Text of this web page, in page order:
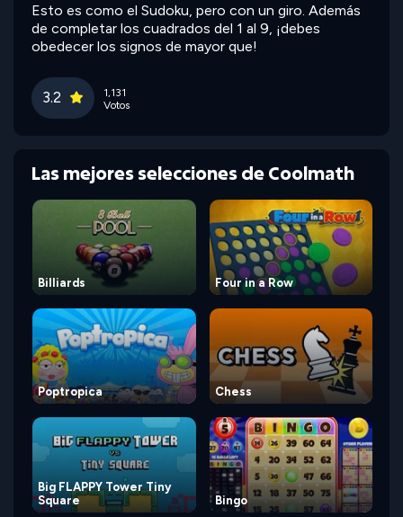
Esto es como el Sudoku, pero con un giro. Además
de completar los cuadrados del 1 al 9, ¡debes
obedecer los signos de mayor que!
3.2
1,131
Votos
Las mejores selecciones de Coolmath
Billiards Four in a Row
Poptropica Chess
Big FLAPPY Tower Tiny
Square
Bingo